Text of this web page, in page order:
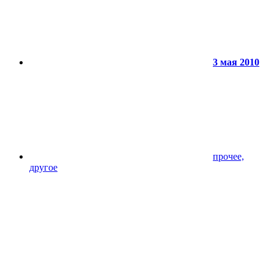
3 мая 2010
прочее,
другое